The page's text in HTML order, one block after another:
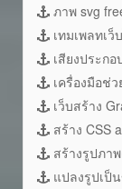
ภาพ svg
เทมเพลทเ
เสียงประก
เครื่องมือช่
เว็บสร้าง
สร้าง CSS
สร้างรูปภา
แปลงรูปเป็